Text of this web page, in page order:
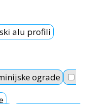
alu profili
ograde